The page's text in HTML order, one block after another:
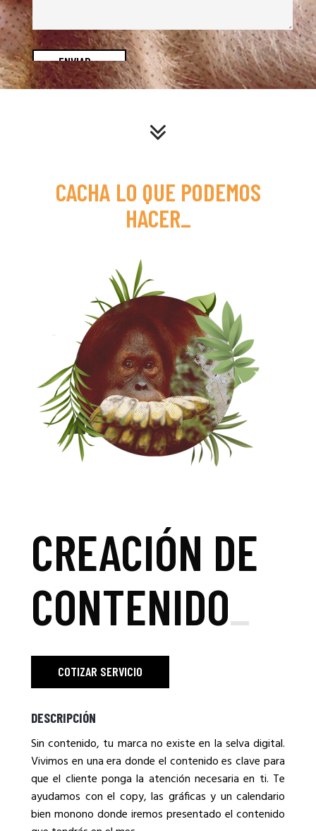
ENVIAR_
CACHA LO QUE PODEMOS
HACER_
CREACIÓN DE
CONTENIDO_
COTIZAR SERVICIO
DESCRIPCIÓN
Sin contenido, tu marca no existe en la selva digital.
Vivimos en una era donde el contenido es clave para
que el cliente ponga la atención necesaria en ti. Te
ayudamos con el copy, las gráficas y un calendario
bien monono donde iremos presentado el contenido